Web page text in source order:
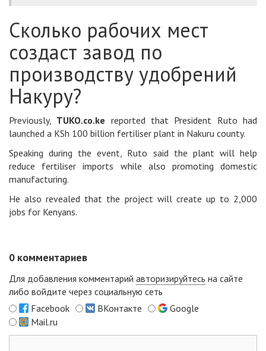
Сколько рабочих мест
создаст завод по
производству удобрений
Накуру?
Previously, TUKO.co.ke reported that President Ruto had
launched a KSh 100 billion fertiliser plant in Nakuru county.
Speaking during the event, Ruto said the plant will help
reduce fertiliser imports while also promoting domestic
manufacturing.
He also revealed that the project will create up to 2,000
jobs for Kenyans.
0 комментариев
Для добавления комментарий авторизируйтесь на сайте
либо войдите через социальную сеть
Facebook
ВКонтакте
Google
Mail.ru